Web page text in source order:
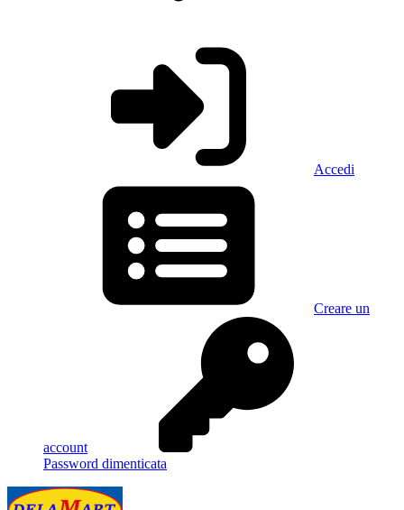
Accedi
Creare un
account
Password dimenticata